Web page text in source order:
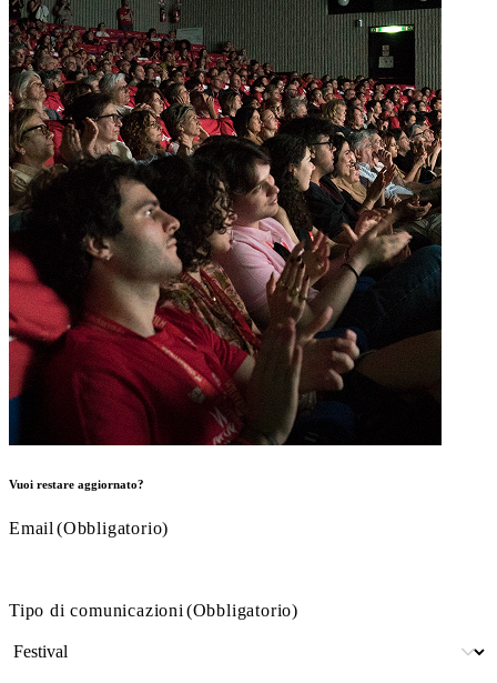
Vuoi restare aggiornato?
Email (Obbligatorio)
Tipo di comunicazioni (Obbligatorio)